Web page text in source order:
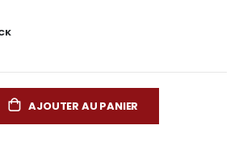
AJOUTER AU PANIER